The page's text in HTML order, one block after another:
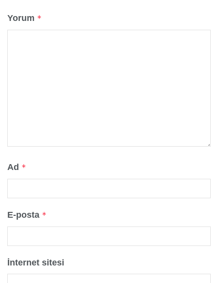
Yorum *
Ad *
E-posta *
İnternet sitesi